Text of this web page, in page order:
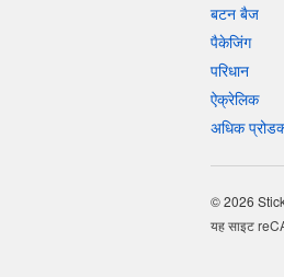
बटन बैज
पैकेजिंग
परिधान
ऐक्रेलिक
अधिक
© 2026
यह साइट